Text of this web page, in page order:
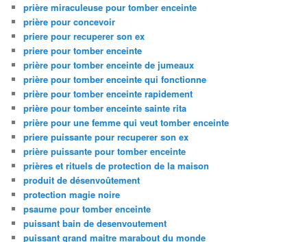
prière miraculeuse pour tomber enceinte
prière pour concevoir
priere pour recuperer son ex
priere pour tomber enceinte
prière pour tomber enceinte de jumeaux
prière pour tomber enceinte qui fonctionne
prière pour tomber enceinte rapidement
prière pour tomber enceinte sainte rita
prière pour une femme qui veut tomber enceinte
priere puissante pour recuperer son ex
prière puissante pour tomber enceinte
prières et rituels de protection de la maison
produit de désenvoûtement
protection magie noire
psaume pour tomber enceinte
puissant bain de desenvoutement
puissant grand maitre marabout du monde